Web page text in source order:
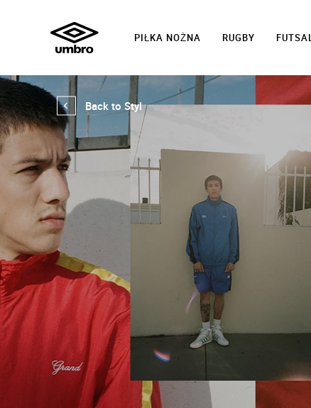
PIŁKA NOŻNA RUGBY FUTSAL
Back to Styl